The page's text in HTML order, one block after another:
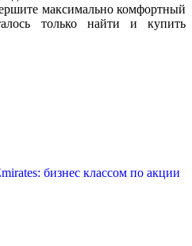
максимально комфортный
только найти и купить
бизнес классом по акции